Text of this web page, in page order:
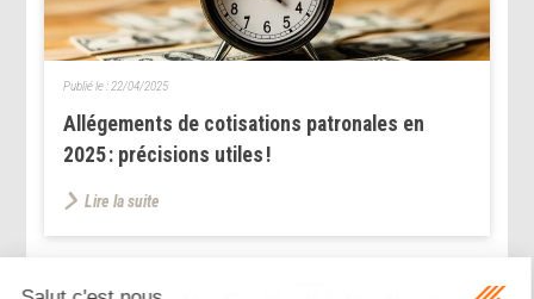
Allégements de cotisations patronales en
2025 : précisions utiles !
Publié le : 22/04/2025
Lire la suite